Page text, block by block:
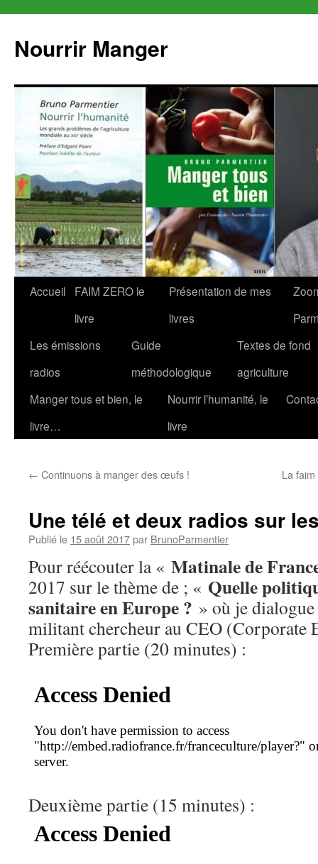
contenu
Nourrir Manger
Accueil
FAIM ZERO le
livre
Présentation de mes
livres
Les émissions
radios
Guide
méthodologique
Textes de fond
agriculture
Manger tous et bien, le
livre…
Nourrir l’humanité, le
livre
← Continuons à manger des œufs ! La
Une télé et deux radios sur
Publié le 15 août 2017par BrunoParmentier
Pour réécouter la « Matinale de
2017 sur le thème de ; « Quelle
sanitaire en Europe ? » où je
militant chercheur au CEO (Corporate
Première partie (20 minutes) :
Deuxième partie (15 minutes) :